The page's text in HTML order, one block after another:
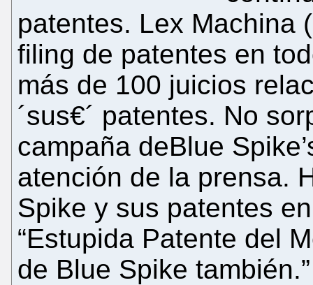
patentes. Lex Machina
filing de patentes en
más de 100 juicios
´sus€´ patentes. No
campaña deBlue
atención de la prensa.
Spike y sus patentes
“Estupida Patente del
de Blue Spike también.”